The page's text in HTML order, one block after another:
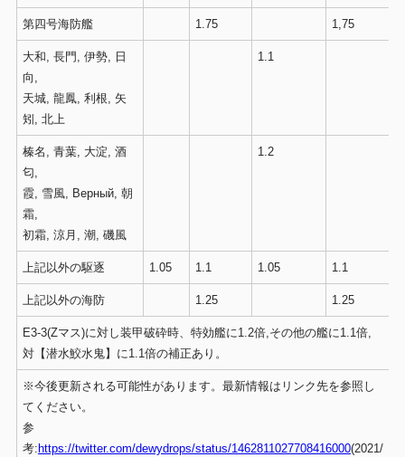
第四号海防艦 1.75 1,75
大和, 長門, 伊勢, 日
向,
天城, 龍鳳, 利根, 矢
矧, 北上
1.1
榛名, 青葉, 大淀, 酒
匂,
霞, 雪風, Верный, 朝
霜,
初霜, 涼月, 潮, 磯風
1.2
上記以外の駆逐 1.05 1.1 1.05 1.1
上記以外の海防 1.25 1.25
E3-3(Zマス)に対し装甲破砕時、特効艦に1.2倍,その他の艦に1.1倍,
対【潜水鮫水鬼】に1.1倍の補正あり。
※今後更新される可能性があります。最新情報はリンク先を参照し
てください。
参
考: https://twitter.com/dewydrops/status/1462811027708416000(2021/